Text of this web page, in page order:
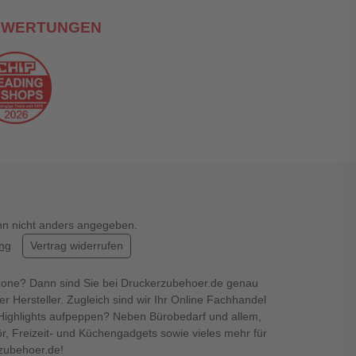
nicht anders angegeben.
Vertrag widerrufen
Dann sind Sie bei Druckerzubehoer.de genau
Hersteller. Zugleich sind wir Ihr Online Fachhandel
aufpeppen? Neben Bürobedarf und allem,
Freizeit- und Küchengadgets sowie vieles mehr für